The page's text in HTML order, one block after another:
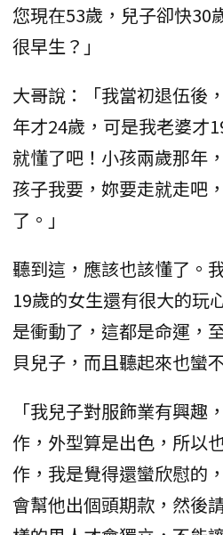
您現在53歲，兒子卻快30
很早生？」
大哥說：「我當初退伍後
年才24歲，可是我老婆才
就懂了吧！小孩兩歲那年
孩子我要，妳要走就走吧
了。」
聽到這，應該也該懂了。
19歲的女生還有很大的玩
是衝動了，這都是命運，
貝兒子，而且聽起來也蠻
「我兒子對服飾業有興趣
作，外型算是出色，所以
作，我是覺得還蠻欣慰的
會幫他出個頭期款，然後